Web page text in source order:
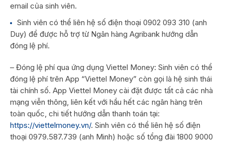
email của sinh viên.
Sinh viên có thể liên hệ số điện thoại 0902 093 310 (anh
Duy) để được hỗ trợ từ Ngân hàng Agribank hướng dẫn
đóng lệ phí.
– Đóng lệ phí qua ứng dụng Viettel Money: Sinh viên có thể
đóng lệ phí trên App “Viettel Money” còn gọi là hệ sinh thái
tài chính số. App Viettel Money cài đặt được tất cả các nhà
mạng viễn thông, liên kết với hầu hết các ngân hàng trên
toàn quốc, chi tiết hướng dẫn thanh toán tại:
https://viettelmoney.vn/. Sinh viên có thể liên hệ số điện
thoại 0979.587.739 (anh Minh) hoặc số tổng đài 1800 9000